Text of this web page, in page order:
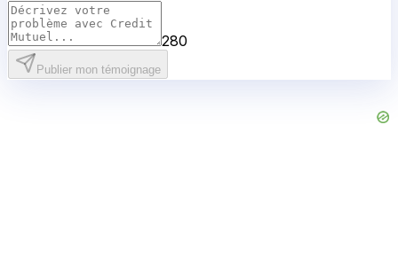
280
Publier mon témoignage